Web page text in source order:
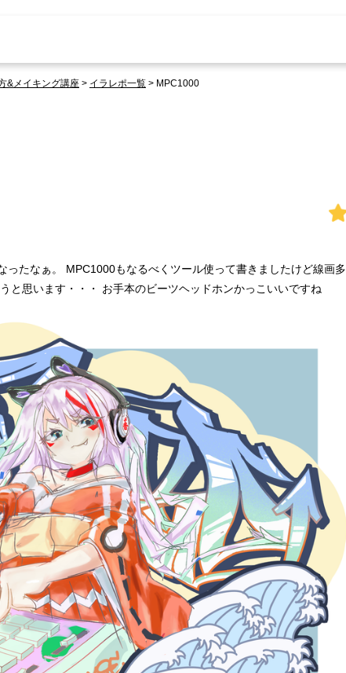
&メイキング講座 > イラレポ一覧 > MPC1000
たなぁ。 MPC1000もなるべくツール使って書きましたけど線画多
と思います・・・ お手本のビーツヘッドホンかっこいいですね